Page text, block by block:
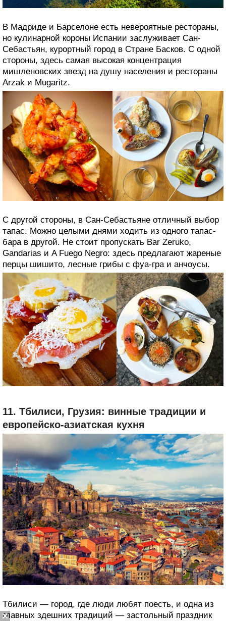
В Мадриде и Барселоне есть невероятные рестораны,
но кулинарной короны Испании заслуживает Сан-
Себастьян, курортный город в Стране Басков. С одной
мишленовских звезд на душу населения и рестораны
Arzak и Mugaritz.
С другой стороны, в Сан-Себастьяне отличный выбор
тапас. Можно целыми днями ходить из одного тапас-
перцы шишито, лесные грибы с фуа-гра и анчоусы.
11. Тбилиси, Грузия: винные традиции и
европейско-азиатская кухня